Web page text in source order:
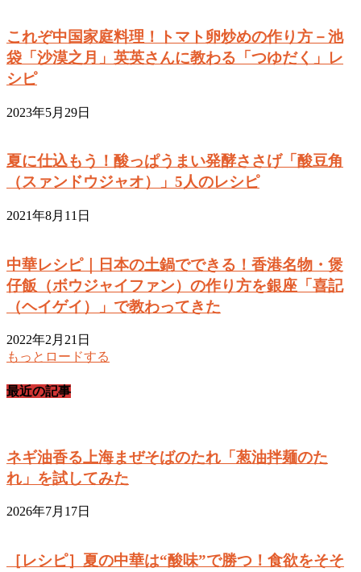
これぞ中国家庭料理！トマト卵炒めの作り方－池
袋「沙漠之月」英英さんに教わる「つゆだく」レ
シピ
2023年5月29日
夏に仕込もう！酸っぱうまい発酵ささげ「酸豆角
（スァンドウジャオ）」5人のレシピ
2021年8月11日
中華レシピ｜日本の土鍋でできる！香港名物・煲
仔飯（ボウジャイファン）の作り方を銀座「喜記
（ヘイゲイ）」で教わってきた
2022年2月21日
もっとロードする
最近の記事
ネギ油香る上海まぜそばのたれ「葱油拌麺のた
れ」を試してみた
2026年7月17日
［レシピ］夏の中華は“酸味”で勝つ！食欲をそそ